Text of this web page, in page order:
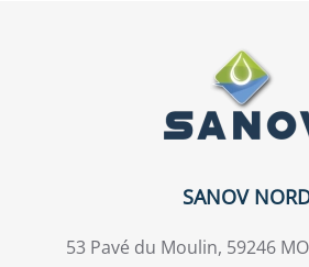
SANOV
53 Pavé du Moulin, 59246